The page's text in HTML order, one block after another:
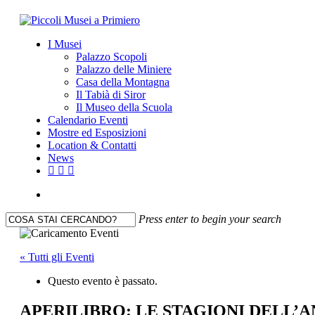
Skip
search
Menu
I Musei
Palazzo Scopoli
Palazzo delle Miniere
Casa della Montagna
Il Tabià di Siror
Il Museo della Scuola
Calendario Eventi
Mostre ed Esposizioni
Location & Contatti
News
facebook
youtube
instagram
Press enter to begin your search
Close
« Tutti gli Eventi
Questo evento è passato.
APERILIBRO: LE STAGIONI